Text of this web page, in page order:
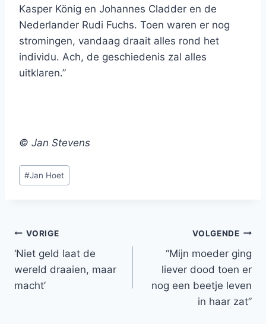
Kasper König en Johannes Cladder en de
Nederlander Rudi Fuchs. Toen waren er nog
stromingen, vandaag draait alles rond het
individu. Ach, de geschiedenis zal alles
uitklaren.”
© Jan Stevens
Bericht
tags:
#Jan Hoet
Bericht
navigatie
VORIGE
‘Niet geld laat de
wereld draaien, maar
macht’
VOLGENDE
“Mijn moeder ging
liever dood toen er
nog een beetje leven
in haar zat”